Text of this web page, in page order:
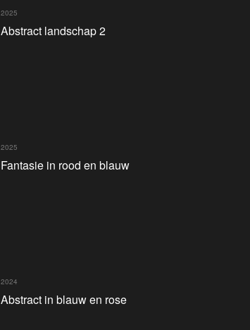
Abstract landschap 2
2025
Fantasie in rood en blauw
2025
Abstract in blauw en rose
2024